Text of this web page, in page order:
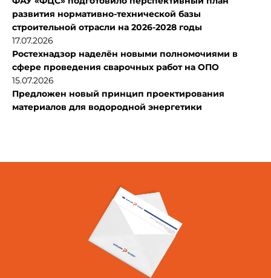
развития нормативно-технической базы
строительной отрасли на 2026-2028 годы
17.07.2026
Ростехнадзор наделён новыми полномочиями в
сфере проведения сварочных работ на ОПО
15.07.2026
Предложен новый принцип проектирования
материалов для водородной энергетики